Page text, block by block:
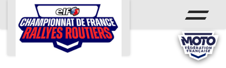
ACCUEIL
ACTUS
CALENDRIER